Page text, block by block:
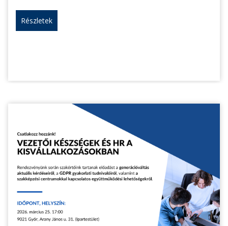
Részletek